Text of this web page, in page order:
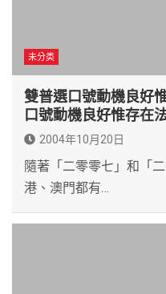
未分类
雙普選口號動機良好
口號動機良好惟存在
2004年10月20日
隨著「二零零七」和「
港、澳門都有…